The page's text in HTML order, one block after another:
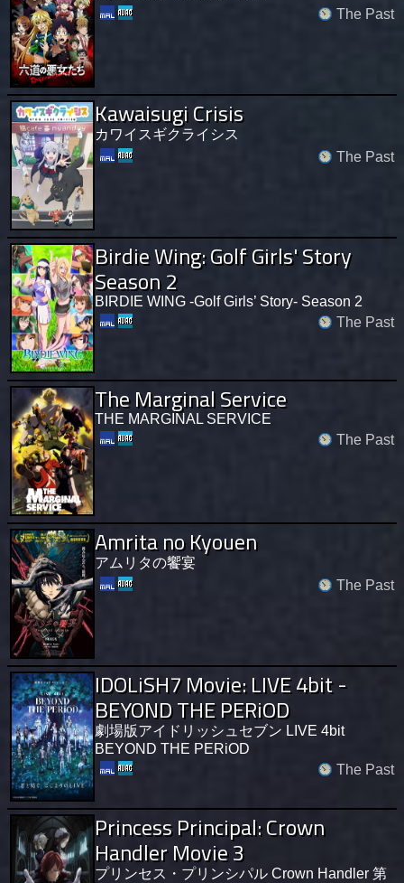
The Past
Kawaisugi Crisis
カワイスギクライシス
The Past
Birdie Wing: Golf Girls' Story
Season 2
BIRDIE WING -Golf Girls’ Story- Season 2
The Past
The Marginal Service
THE MARGINAL SERVICE
The Past
Amrita no Kyouen
アムリタの饗宴
The Past
IDOLiSH7 Movie: LIVE 4bit -
BEYOND THE PERiOD
劇場版アイドリッシュセブン LIVE 4bit
BEYOND THE PERiOD
The Past
Princess Principal: Crown
Handler Movie 3
プリンセス・プリンシパル Crown Handler 第